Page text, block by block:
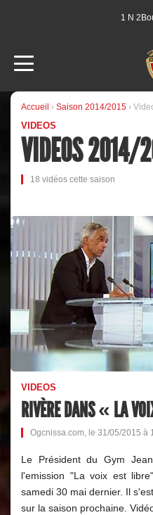
1 N 2
Accueil › Saison 2014/2015 ›
VIDEOS
VIDEOS 2014/
18 vidéos cette saison
VIDEOS
RIVÈRE DANS « LA
Ogcnissa.com, le 31/05/2015 à
Le Président du Gym
l'emission "La voix est
samedi 30 mai dernier. Il
sur la saison prochaine.